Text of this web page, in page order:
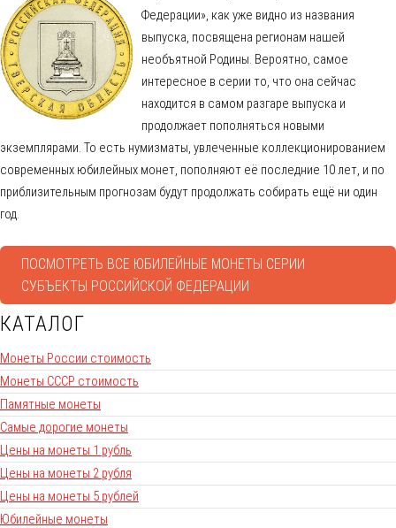
Федерации», как уже видно из названия
выпуска, посвящена регионам нашей
необъятной Родины. Вероятно, самое
интересное в серии то, что она сейчас
находится в самом разгаре выпуска и
продолжает пополняться новыми
экземплярами. То есть нумизматы, увлеченные коллекционированием
современных юбилейных монет, пополняют её последние 10 лет, и по
приблизительным прогнозам будут продолжать собирать ещё ни один
год.
ПОСМОТРЕТЬ ВСЕ ЮБИЛЕЙНЫЕ МОНЕТЫ СЕРИИ
СУБЪЕКТЫ РОССИЙСКОЙ ФЕДЕРАЦИИ
КАТАЛОГ
Монеты России стоимость
Монеты СССР стоимость
Памятные монеты
Самые дорогие монеты
Цены на монеты 1 рубль
Цены на монеты 2 рубля
Цены на монеты 5 рублей
Юбилейные монеты